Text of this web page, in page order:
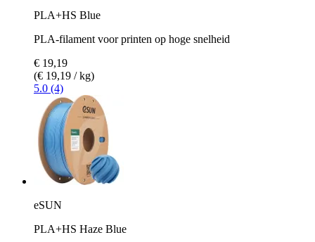
PLA+HS Blue
PLA-filament voor printen op hoge snelheid
€ 19,19
(€ 19,19 / kg)
5.0 (4)
eSUN
PLA+HS Haze Blue